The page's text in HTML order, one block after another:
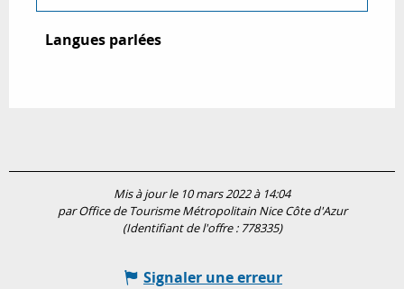
Langues parlées
Langues parlées
Mis à jour le 10 mars 2022 à 14:04
par Office de Tourisme Métropolitain Nice Côte d'Azur
(Identifiant de l'offre : 778335)
Signaler une erreur